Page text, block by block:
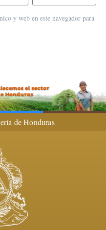
y web en este navegador para
de Honduras